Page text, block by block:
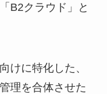
B2クラウド」と
けに特化した、
理を合体させた